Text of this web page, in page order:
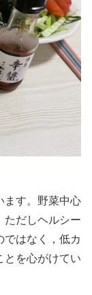
ます。野菜中心
ただしヘルシー
ではなく，低カ
とを心がけてい